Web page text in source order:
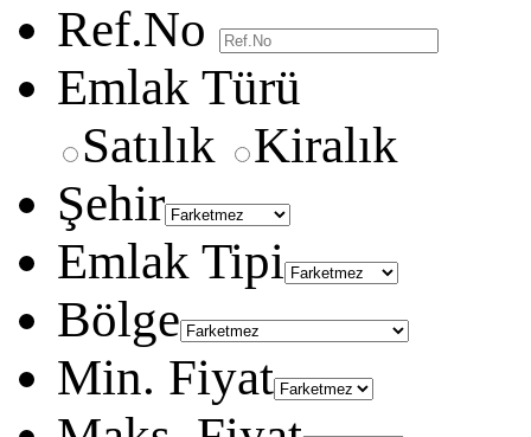
Ref.No
Emlak Türü
Satılık
Kiralık
Şehir
Emlak Tipi
Bölge
Min. Fiyat